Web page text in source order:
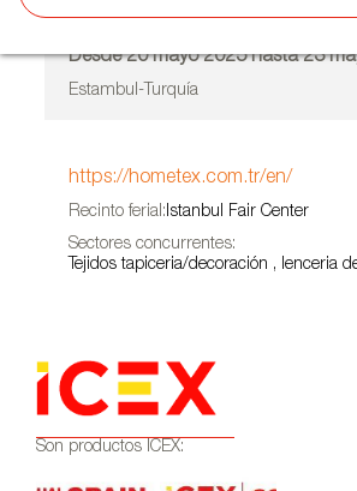
Textil Hogar
Desde 20 mayo 2025 hasta 23
Estambul-Turquía
https://hometex.com.tr/en/
Recinto ferial: Istanbul Fair Center
Sectores concurrentes:
Tejidos tapiceria/decoración , lenceria
Son productos ICEX: